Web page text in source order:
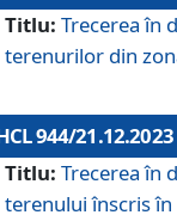
Titlu: Trecerea în
terenurilor din
944/21.12.2023
Titlu: Trecerea în
terenului înscris în